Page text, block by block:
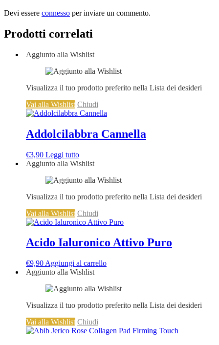
Devi essere connesso per inviare un commento.
Prodotti correlati
Aggiunto alla Wishlist
Visualizza il tuo prodotto preferito nella Lista dei desideri
Vai alla Wishlist Chiudi
Addolcilabbra Cannella
€3,90 Leggi tutto
Aggiunto alla Wishlist
Visualizza il tuo prodotto preferito nella Lista dei desideri
Vai alla Wishlist Chiudi
Acido Ialuronico Attivo Puro
€9,90 Aggiungi al carrello
Aggiunto alla Wishlist
Visualizza il tuo prodotto preferito nella Lista dei desideri
Vai alla Wishlist Chiudi